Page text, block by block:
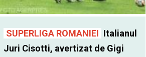
SUPERLIGA ROMANIEI Italianul
Juri Cisotti, avertizat de Gigi